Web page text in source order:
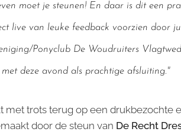
moet je steunen! En daar is dit een
live van leuke feedback voorzien door
Ponyclub De Woudruiters
deze avond als prachtige afsluiting."
met trots terug op een drukbezochte
door de steun van De Recht